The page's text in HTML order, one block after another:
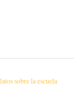
sobre la escuela